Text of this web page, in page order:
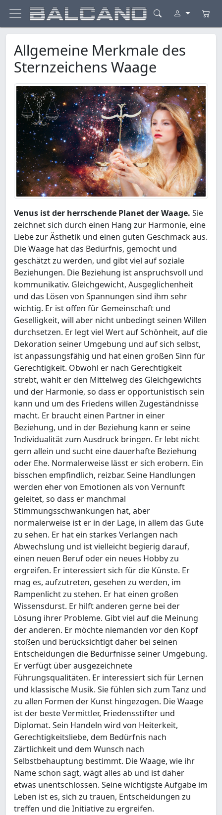
Allgemeine Merkmale des
Sternzeichens Waage
Venus ist der herrschende Planet der Waage. Sie
zeichnet sich durch einen Hang zur Harmonie, eine
Liebe zur Ästhetik und einen guten Geschmack aus.
Die Waage hat das Bedürfnis, gemocht und
geschätzt zu werden, und gibt viel auf soziale
Beziehungen. Die Beziehung ist anspruchsvoll und
kommunikativ. Gleichgewicht, Ausgeglichenheit
und das Lösen von Spannungen sind ihm sehr
wichtig. Er ist offen für Gemeinschaft und
Geselligkeit, will aber nicht unbedingt seinen Willen
durchsetzen. Er legt viel Wert auf Schönheit, auf die
Dekoration seiner Umgebung und auf sich selbst,
ist anpassungsfähig und hat einen großen Sinn für
Gerechtigkeit. Obwohl er nach Gerechtigkeit
strebt, wählt er den Mittelweg des Gleichgewichts
und der Harmonie, so dass er opportunistisch sein
kann und um des Friedens willen Zugeständnisse
macht. Er braucht einen Partner in einer
Beziehung, und in der Beziehung kann er seine
Individualität zum Ausdruck bringen. Er lebt nicht
gern allein und sucht eine dauerhafte Beziehung
oder Ehe. Normalerweise lässt er sich erobern. Ein
bisschen empfindlich, reizbar. Seine Handlungen
werden eher von Emotionen als von Vernunft
geleitet, so dass er manchmal
Stimmungsschwankungen hat, aber
normalerweise ist er in der Lage, in allem das Gute
zu sehen. Er hat ein starkes Verlangen nach
Abwechslung und ist vielleicht begierig darauf,
einen neuen Beruf oder ein neues Hobby zu
ergreifen. Er interessiert sich für die Künste. Er
mag es, aufzutreten, gesehen zu werden, im
Rampenlicht zu stehen. Er hat einen großen
Wissensdurst. Er hilft anderen gerne bei der
Lösung ihrer Probleme. Gibt viel auf die Meinung
der anderen. Er möchte niemanden vor den Kopf
stoßen und berücksichtigt daher bei seinen
Entscheidungen die Bedürfnisse seiner Umgebung.
Er verfügt über ausgezeichnete
Führungsqualitäten. Er interessiert sich für Lernen
und klassische Musik. Sie fühlen sich zum Tanz und
zu allen Formen der Kunst hingezogen. Die Waage
ist der beste Vermittler, Friedensstifter und
Diplomat. Sein Handeln wird von Heiterkeit,
Gerechtigkeitsliebe, dem Bedürfnis nach
Zärtlichkeit und dem Wunsch nach
Selbstbehauptung bestimmt. Die Waage, wie ihr
Name schon sagt, wägt alles ab und ist daher
etwas unentschlossen. Seine wichtigste Aufgabe im
Leben ist es, sich zu trauen, Entscheidungen zu
treffen und die Initiative zu ergreifen.